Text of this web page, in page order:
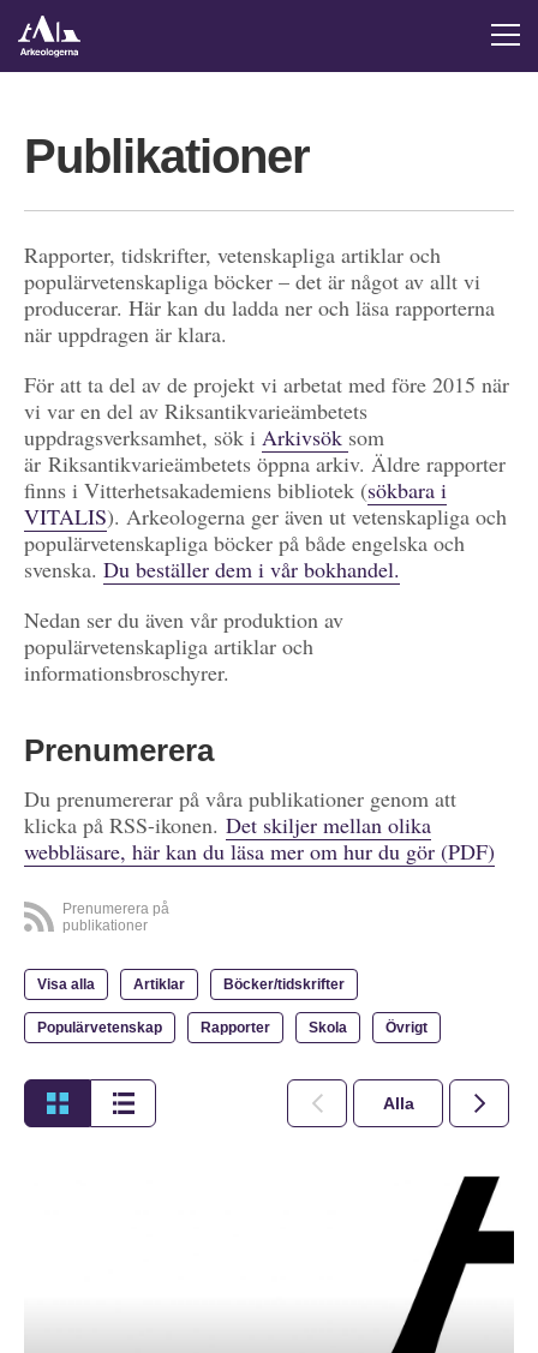
Publikationer
Rapporter, tidskrifter, vetenskapliga artiklar och
populärvetenskapliga böcker – det är något av allt vi
producerar. Här kan du ladda ner och läsa rapporterna
när uppdragen är klara.
För att ta del av de projekt vi arbetat med före 2015 när
vi var en del av Riksantikvarieämbetets
uppdragsverksamhet, sök i Arkivsök som
är Riksantikvarieämbetets öppna arkiv. Äldre rapporter
finns i Vitterhetsakademiens bibliotek (sökbara i
VITALIS). Arkeologerna ger även ut vetenskapliga och
populärvetenskapliga böcker på både engelska och
svenska. Du beställer dem i vår bokhandel.
Nedan ser du även vår produktion av
populärvetenskapliga artiklar och
informationsbroschyrer.
Prenumerera
Du prenumererar på våra publikationer genom att
klicka på RSS-ikonen. Det skiljer mellan olika
webbläsare, här kan du läsa mer om hur du gör (PDF)
Prenumerera på
publikationer
Visa alla Artiklar Böcker/tidskrifter
Populärvetenskap Rapporter Skola Övrigt
Alla 2026